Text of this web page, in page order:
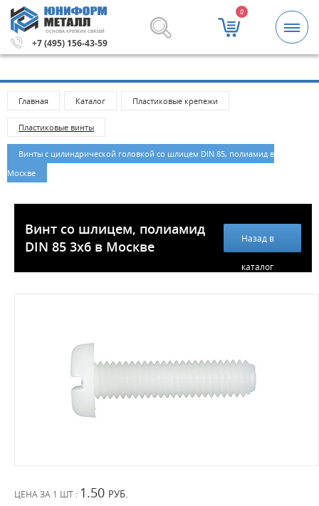
ОСНОВА КРЕПКИХ СВЯЗЕЙ
+7 (495) 156-43-59
0
Метизы и крепежные изделия оптом.
Главная Каталог Пластиковые крепежи
Пластиковые винты
Винты с цилиндрической головкой со шлицем DIN 85, полиамид в
Москве
Винт со шлицем, полиамид
DIN 85 3x6 в Москве
Назад в
каталог
ЦЕНА ЗА 1 ШТ : 1.50 РУБ.